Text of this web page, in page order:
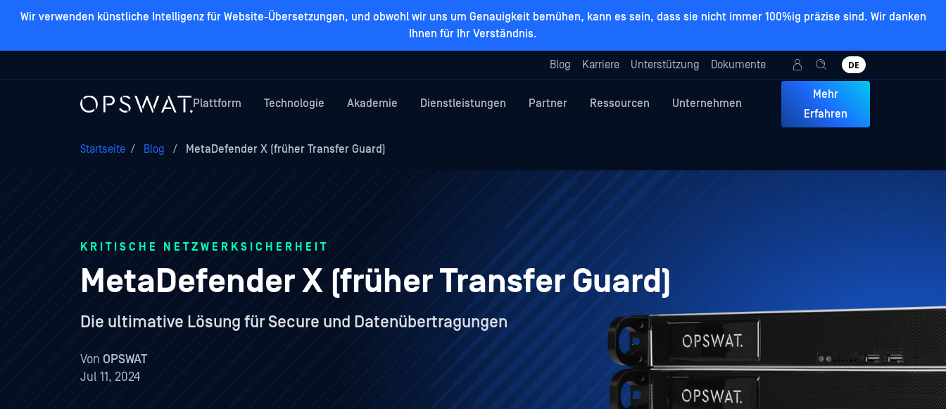
Wir verwenden künstliche Intelligenz für Website-Übersetzungen, und obwohl wir uns um Genauigkeit bemühen, kann es sein, dass sie nicht immer 100%ig präzise sind. Wir danken
Ihnen für Ihr Verständnis.
Blog Karriere Unterstützung Dokumente DE
Plattform Technologie Akademie Dienstleistungen Partner Ressourcen Unternehmen
Mehr
Erfahren
Startseite / Blog / MetaDefender X (früher Transfer Guard)
KRITISCHE NETZWERKSICHERHEIT
MetaDefender X (früher Transfer Guard)
Die ultimative Lösung für Secure und Datenübertragungen
Von OPSWAT
Jul 11, 2024